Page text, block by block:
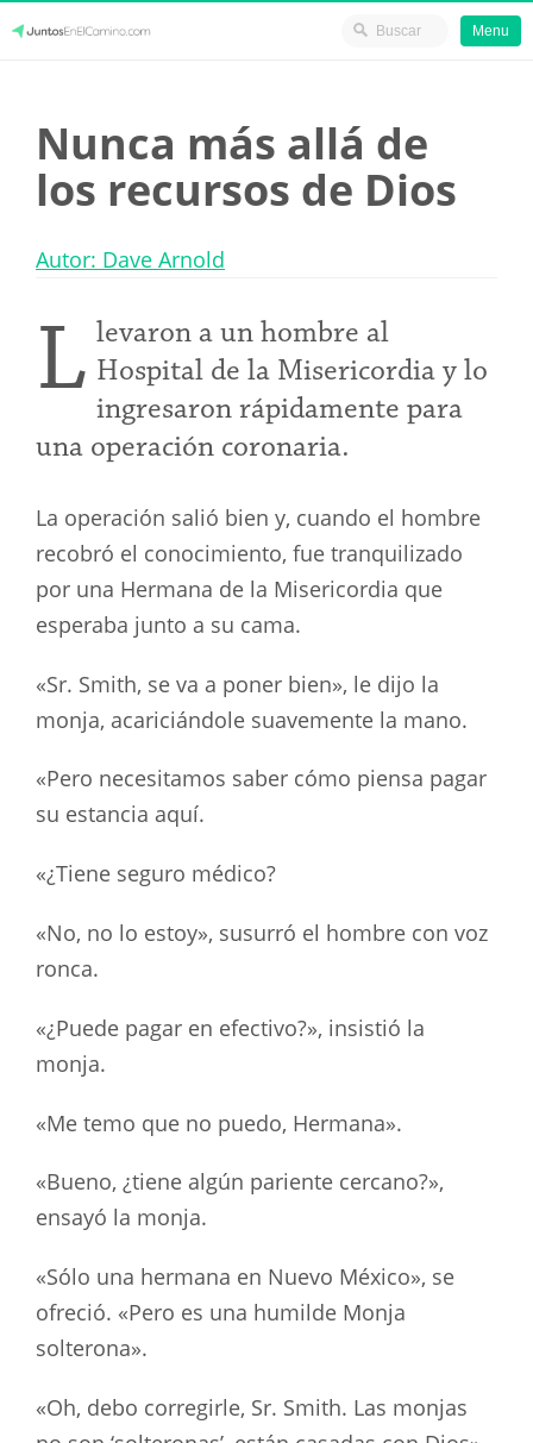
content
Menu
Nunca más allá de
los recursos de Dios
Autor: Dave Arnold
L levaron a un hombre al
Hospital de la Misericordia y lo
ingresaron rápidamente para
una operación coronaria.
La operación salió bien y, cuando el hombre
recobró el conocimiento, fue tranquilizado
por una Hermana de la Misericordia que
esperaba junto a su cama.
«Sr. Smith, se va a poner bien», le dijo la
monja, acariciándole suavemente la mano.
«Pero necesitamos saber cómo piensa pagar
su estancia aquí.
«¿Tiene seguro médico?
«No, no lo estoy», susurró el hombre con voz
ronca.
«¿Puede pagar en efectivo?», insistió la
monja.
«Me temo que no puedo, Hermana».
«Bueno, ¿tiene algún pariente cercano?»,
ensayó la monja.
«Sólo una hermana en Nuevo México», se
ofreció. «Pero es una humilde Monja
solterona».
«Oh, debo corregirle, Sr. Smith. Las monjas